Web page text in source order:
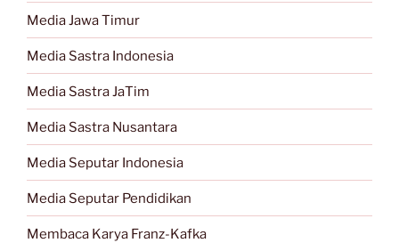
Media Jawa Timur
Media Sastra Indonesia
Media Sastra JaTim
Media Sastra Nusantara
Media Seputar Indonesia
Media Seputar Pendidikan
Membaca Karya Franz-Kafka